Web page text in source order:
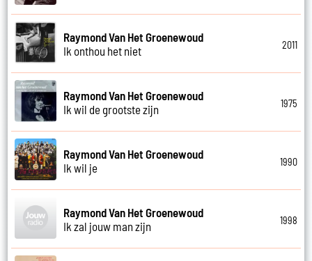
Raymond Van Het Groenewoud
Ik onthou het niet
2011
Raymond Van Het Groenewoud
Ik wil de grootste zijn
1975
Raymond Van Het Groenewoud
Ik wil je
1990
Raymond Van Het Groenewoud
Ik zal jouw man zijn
1998